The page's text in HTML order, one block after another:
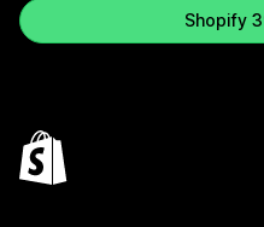
Shopify 3